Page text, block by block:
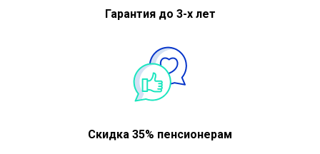
Гарантия до 3-х лет
Скидка 35% пенсионерам